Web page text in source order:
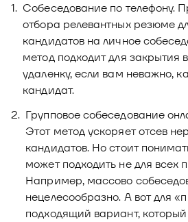
Собеседование по телефону.
отбора релевантных резюме
кандидатов на личное
метод подходит для закрытия
удаленку, если вам неважно,
кандидат.
Групповое собеседование
Этот метод ускоряет отсев
кандидатов. Но стоит
может подходить не для всех
Например, массово
нецелесообразно. А вот для
подходящий вариант,